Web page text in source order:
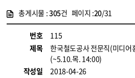
총게시물 :305건 페이지 :20/31
번호
115
제목
한국철도공사 전문직(미디어
(~5.10.목. 14:00)
작성일
2018-04-26